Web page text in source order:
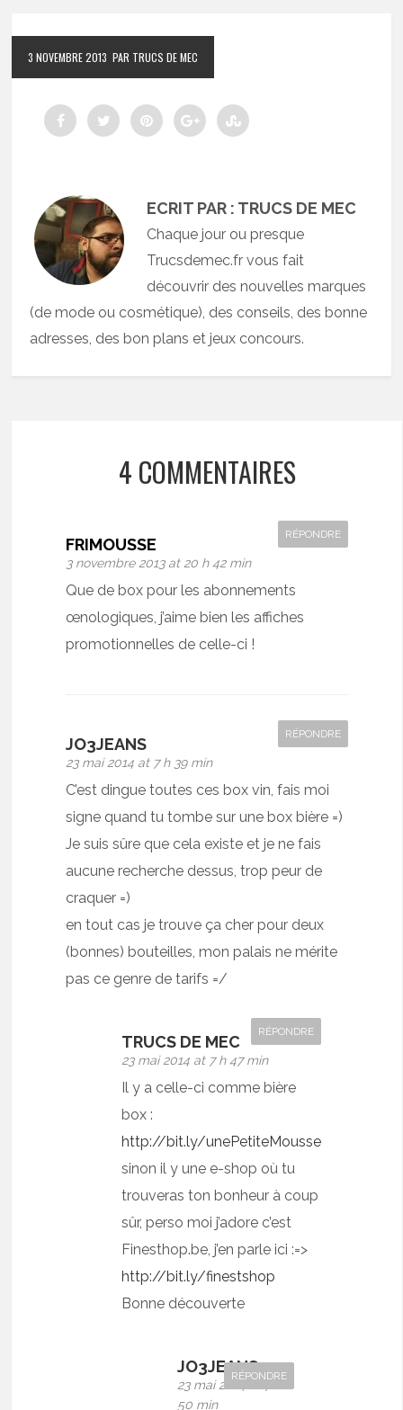
3 NOVEMBRE 2013 PAR TRUCS DE MEC
ECRIT PAR : TRUCS DE MEC
Chaque jour ou presque
Trucsdemec.fr vous fait
découvrir des nouvelles marques
(de mode ou cosmétique), des conseils, des bonne
adresses, des bon plans et jeux concours.
4 COMMENTAIRES
FRIMOUSSE
3 novembre 2013 at 20 h 42 min
RÉPONDRE
Que de box pour les abonnements
œnologiques, j’aime bien les affiches
promotionnelles de celle-ci !
JO3JEANS
23 mai 2014 at 7 h 39 min
RÉPONDRE
C’est dingue toutes ces box vin, fais moi
signe quand tu tombe sur une box bière =)
Je suis sûre que cela existe et je ne fais
aucune recherche dessus, trop peur de
craquer =)
en tout cas je trouve ça cher pour deux
(bonnes) bouteilles, mon palais ne mérite
pas ce genre de tarifs =/
TRUCS DE MEC
23 mai 2014 at 7 h 47 min
RÉPONDRE
Il y a celle-ci comme bière
box :
http://bit.ly/unePetiteMousse
sinon il y une e-shop où tu
trouveras ton bonheur à coup
sûr, perso moi j’adore c’est
Finesthop.be, j’en parle ici :=>
http://bit.ly/finestshop
Bonne découverte
JO3JEANS
23 mai 2014 at 7 h
50 min
RÉPONDRE